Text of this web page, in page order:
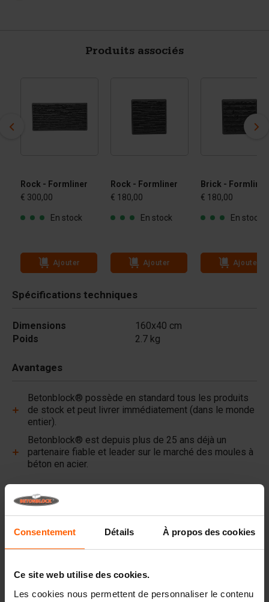
Consentement Détails À propos des cookies
Ce site web utilise des cookies.
Les cookies nous permettent de personnaliser le contenu
Produits associés
Rock - Formliner
€ 300,00
En stock
Ajouter
Rock - Formliner
€ 180,00
En stock
Ajouter
Brick - Formliner
€ 180,00
En stock
Ajouter
Spécifications techniques
Dimensions
160x40 cm
Poids
2.7 kg
Avantages
Betonblock® possède en standard tous les produits
de stock et peut livrer immédiatement (dans le monde
entier).
Betonblock® est depuis plus de 25 ans déjà un
partenaire fiable et leader sur le marché des moules à
béton en acier.
Liens utiles
Cloisons
Plaques
Dispositifs de levage